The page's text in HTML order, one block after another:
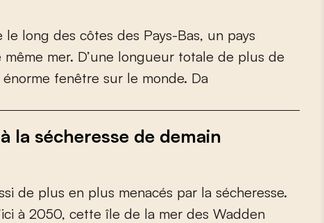
le long des côtes des Pays-Bas, un pays
même mer. D’une longueur totale de plus de
énorme fenêtre sur le monde. Da
la sécheresse de demain
si de plus en plus menacés par la sécheresse.
ici à 2050, cette île de la mer des Wadden